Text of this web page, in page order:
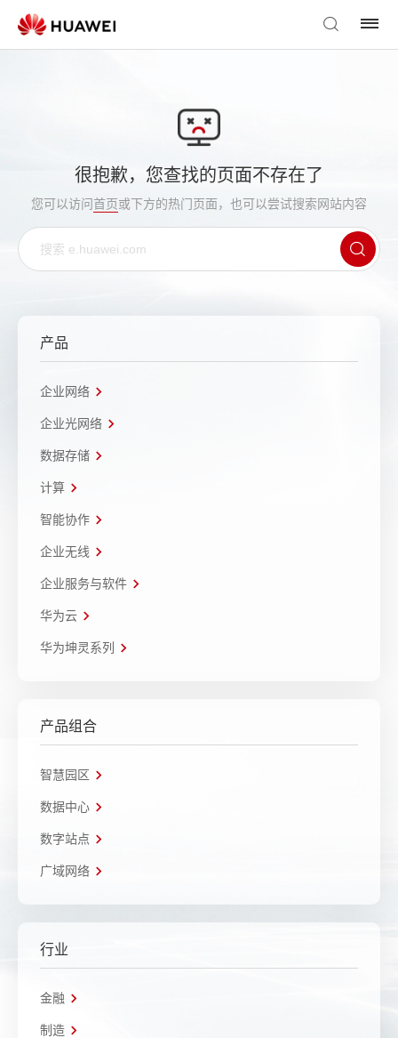
很抱歉，您查找的页面不存在了
您可以访问首页或下方的热门页面，也可以尝试搜索网站内容
产品
企业网络
企业光网络
数据存储
计算
智能协作
企业无线
企业服务与软件
华为云
华为坤灵系列
产品组合
智慧园区
数据中心
数字站点
广域网络
行业
金融
制造